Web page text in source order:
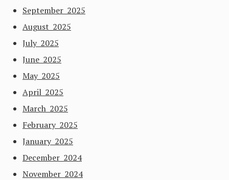
September 2025
August 2025
July 2025
June 2025
May 2025
April 2025
March 2025
February 2025
January 2025
December 2024
November 2024